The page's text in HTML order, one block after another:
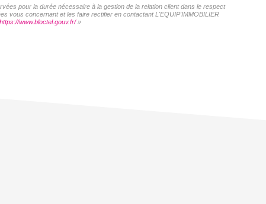
pour la durée nécessaire à la gestion de la relation client dans le respect
vous concernant et les faire rectifier en contactant L'EQUIP'IMMOBILIER
https://www.bloctel.gouv.fr/»